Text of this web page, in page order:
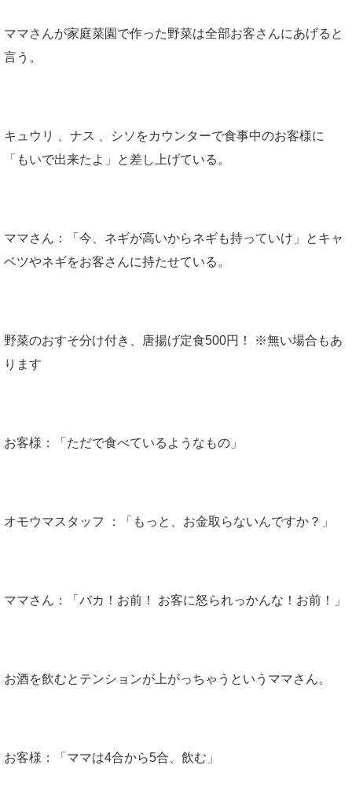
ママさんが家庭菜園で作った野菜は全部お客さんにあげると
言う。
キュウリ 、ナス 、シソをカウンターで食事中のお客様に
「もいで出来たよ」と差し上げている。
ママさん：「今、ネギが高いからネギも持っていけ」とキャ
ベツやネギをお客さんに持たせている。
野菜のおすそ分け付き、唐揚げ定食500円！ ※無い場合もあ
ります
お客様：「ただで食べているようなもの」
オモウマスタッフ ：「もっと、お金取らないんですか？」
ママさん：「バカ！お前！ お客に怒られっかんな！お前！」
お酒を飲むとテンションが上がっちゃうというママさん。
お客様：「ママは4合から5合、飲む」